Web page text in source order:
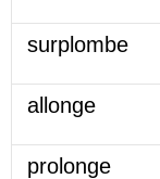
surplombe
allonge
prolonge